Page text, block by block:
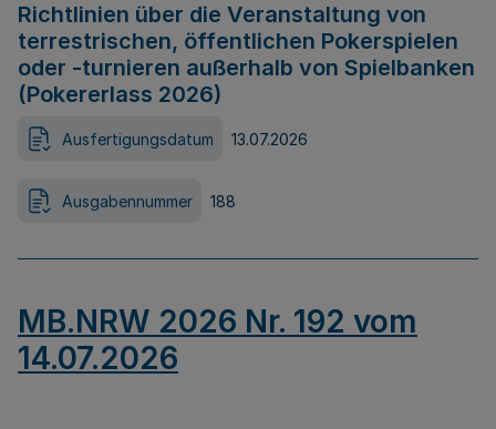
Richtlinien über die Veranstaltung von
terrestrischen, öffentlichen Pokerspielen
oder -turnieren außerhalb von Spielbanken
(Pokererlass 2026)
Ausfertigungsdatum 13.07.2026
Ausgabennummer 188
MB.NRW 2026 Nr. 192 vom
14.07.2026